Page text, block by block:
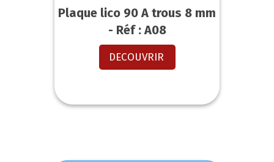
Plaque lico 90 A trous 8 mm
- Réf : A08
DECOUVRIR